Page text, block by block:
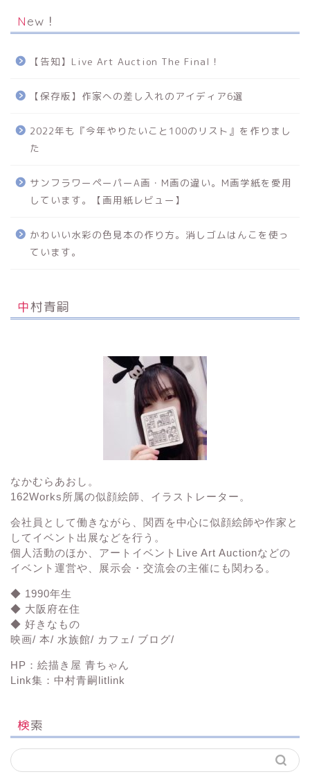
New！
【告知】Live Art Auction The Final！
【保存版】作家への差し入れのアイディア6選
2022年も『今年やりたいこと100のリスト』を作りまし
た
サンフラワーペーパーA画・M画の違い。M画学紙を愛用
しています。【画用紙レビュー】
かわいい水彩の色見本の作り方。消しゴムはんこを使っ
ています。
中村青嗣
なかむらあおし。
162Works所属の似顔絵師、イラストレーター。
会社員として働きながら、関西を中心に似顔絵師や作家と
してイベント出展などを行う。
個人活動のほか、アートイベント Live Art Auctionなどの
イベント運営や、展示会・交流会の主催にも関わる。
◆ 1990年生
◆ 大阪府在住
◆ 好きなもの
映画/ 本/ 水族館/ カフェ/ ブログ/
HP： 絵描き屋 青ちゃん
Link集： 中村青嗣litlink
検索